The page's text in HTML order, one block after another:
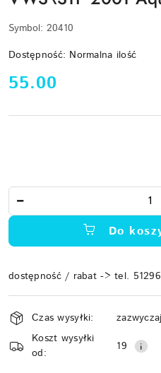
Symbol: 20410
Dostępność: Normalna ilość
cena:
55.00
Do
dostępność / rabat -> tel.
Dostępność
i
dostawa
Czas wysyłki:
Koszt wysyłki
od:
19